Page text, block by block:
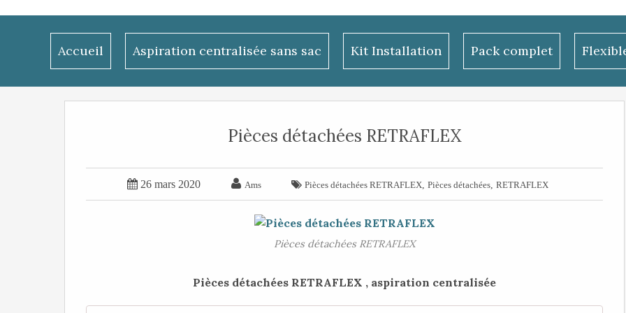
Accueil Aspiration centralisée sans sac Kit Installation Pack complet
Pièces détachées RETRAFLEX
 26 mars 2020  Ams  Pièces détachées RETRAFLEX, Pièces détachées, RETRAFLEX
Pièces détachées RETRAFLEX
Pièces détachées RETRAFLEX , aspiration centralisée